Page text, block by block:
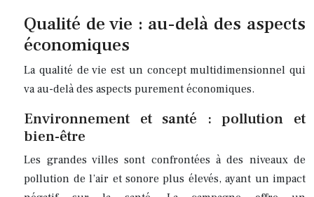
Qualité de vie : au-delà des aspects
économiques
La qualité de vie est un concept multidimensionnel qui
va au-delà des aspects purement économiques.
Environnement et santé : pollution et
bien-être
Les grandes villes sont confrontées à des niveaux de
pollution de l’air et sonore plus élevés, ayant un impact